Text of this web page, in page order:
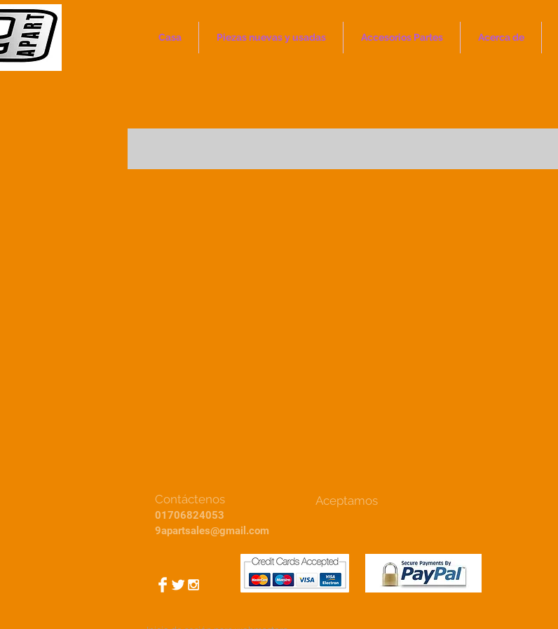
Casa Piezas nuevas y usadas Accesorios Partes Acerca de
Contáctenos
01706824053
9apartsales@gmail.com
Aceptamos